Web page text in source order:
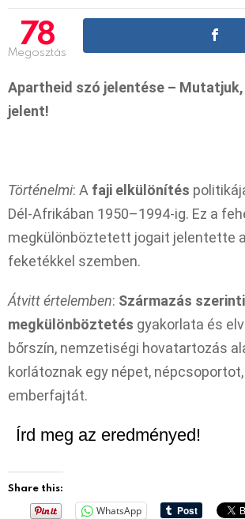
78
Megosztás
Apartheid szó jelentése –
jelent!
Történelmi: A faji elkülönítés
Dél-Afrikában 1950–1994-ig. Ez a
megkülönböztetett jogait jelentette
feketékkel szemben.
Átvitt értelemben: Származás szerinti
megkülönböztetés gyakorlata és
bőrszín, nemzetiségi hovatartozás
korlátoznak egy népet,
emberfajtát.
Írd meg az eredményed!
Share this:
WhatsApp